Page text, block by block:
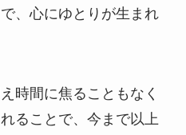
、心にゆとりが生まれ
時間に焦ることもなく
ることで、今まで以上